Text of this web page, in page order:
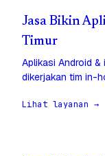
Jasa Bikin
Timur
Aplikasi Android
dikerjakan tim in-
Lihat layanan →